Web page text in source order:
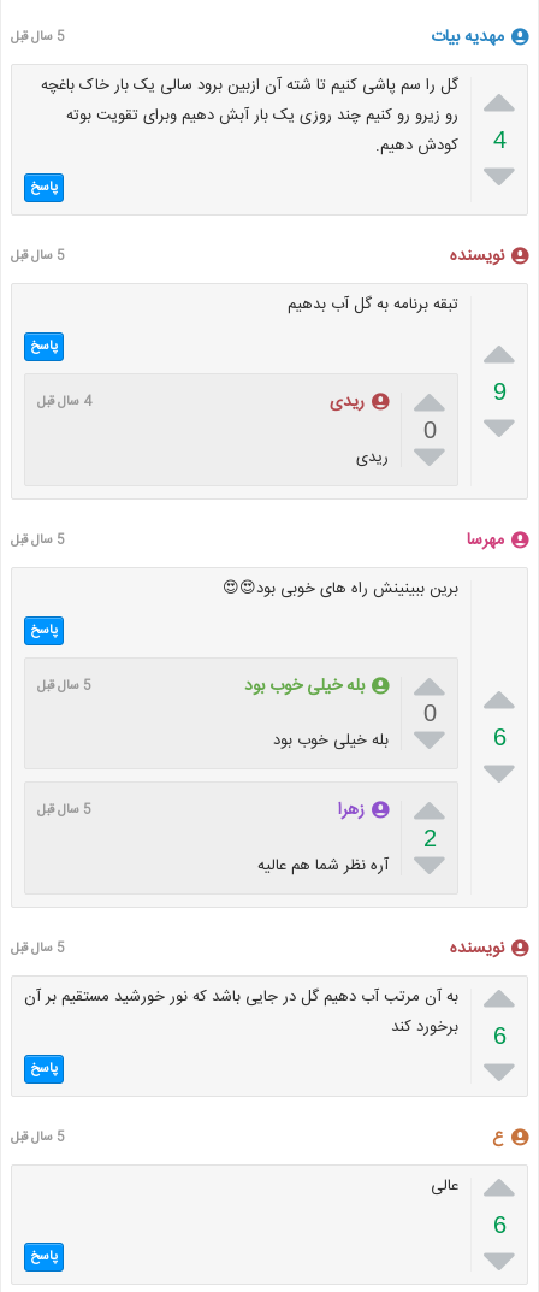
مهدیه بیات 5 سال قبل

4

گل را سم پاشی کنیم تا شته آن ازبین برود سالی یک بار خاک باغچه
رو زیرو رو کنیم چند روزی یک بار آبش دهیم وبرای تقویت بوته
کودش دهیم.
پاسخ
نویسنده 5 سال قبل

9

تبقه برنامه به گل آب بدهیم
پاسخ

0

ریدی 4 سال قبل
ریدی
مهرسا 5 سال قبل

6

برین ببینینش راه های خوبی بود😍😍
پاسخ

0

بله خیلی خوب بود 5 سال قبل
بله خیلی خوب بود

2

زهرا 5 سال قبل
آره نظر شما هم عالیه
نویسنده 5 سال قبل

6

به آن مرتب آب دهیم گل در جایی باشد که نور خورشید مستقیم بر آن
برخورد کند
پاسخ
ع 5 سال قبل

6

عالی
پاسخ